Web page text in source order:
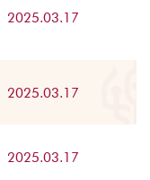
2025.03.17
2025.03.17
2025.03.17